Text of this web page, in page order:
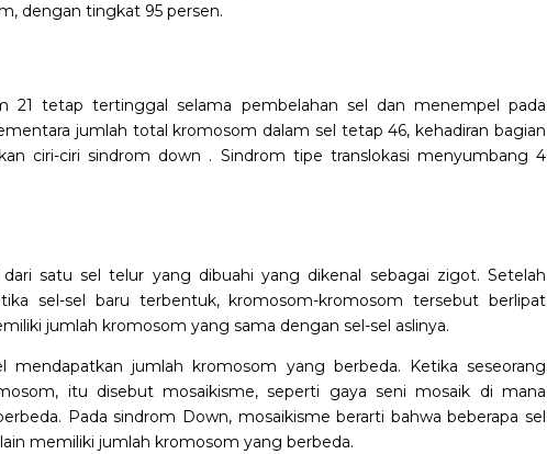
dengan tingkat 95 persen.
21 tetap tertinggal selama pembelahan sel dan menempel pada
jumlah total kromosom dalam sel tetap 46, kehadiran bagian
ciri-ciri sindrom down . Sindrom tipe translokasi menyumbang 4
satu sel telur yang dibuahi yang dikenal sebagai zigot. Setelah
sel-sel baru terbentuk, kromosom-kromosom tersebut berlipat
jumlah kromosom yang sama dengan sel-sel aslinya.
mendapatkan jumlah kromosom yang berbeda. Ketika seseorang
itu disebut mosaikisme, seperti gaya seni mosaik di mana
Pada sindrom Down, mosaikisme berarti bahwa beberapa sel
memiliki jumlah kromosom yang berbeda.